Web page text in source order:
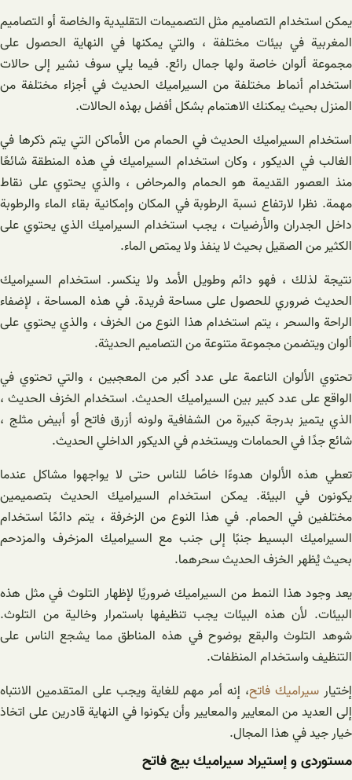
يمكن استخدام التصاميم مثل التصميمات التقليدية والخاصة أو التصاميم
المغربية في بيئات مختلفة ، والتي يمكنها في النهاية الحصول على
مجموعة ألوان خاصة ولها جمال رائع. فيما يلي سوف نشير إلى حالات
استخدام أنماط مختلفة من السيراميك الحديث في أجزاء مختلفة من
المنزل بحيث يمكنك الاهتمام بشكل أفضل بهذه الحالات.
استخدام السيراميك الحديث في الحمام من الأماكن التي يتم ذكرها في
الغالب في الديكور ، وكان استخدام السيراميك في هذه المنطقة شائعًا
منذ العصور القديمة هو الحمام والمرحاض ، والذي يحتوي على نقاط
مهمة. نظرا لارتفاع نسبة الرطوبة في المكان وإمكانية بقاء الماء والرطوبة
داخل الجدران والأرضيات ، يجب استخدام السيراميك الذي يحتوي على
الكثير من الصقيل بحيث لا ينفذ ولا يمتص الماء.
نتيجة لذلك ، فهو دائم وطويل الأمد ولا ينكسر. استخدام السيراميك
الحديث ضروري للحصول على مساحة فريدة. في هذه المساحة ، لإضفاء
الراحة والسحر ، يتم استخدام هذا النوع من الخزف ، والذي يحتوي على
ألوان ويتضمن مجموعة متنوعة من التصاميم الحديثة.
تحتوي الألوان الناعمة على عدد أكبر من المعجبين ، والتي تحتوي في
الواقع على عدد كبير بين السيراميك الحديث. استخدام الخزف الحديث ،
الذي يتميز بدرجة كبيرة من الشفافية ولونه أزرق فاتح أو أبيض مثلج ،
شائع جدًا في الحمامات ويستخدم في الديكور الداخلي الحديث.
تعطي هذه الألوان هدوءًا خاصًا للناس حتى لا يواجهوا مشاكل عندما
يكونون في البيئة. يمكن استخدام السيراميك الحديث بتصميمين
مختلفين في الحمام. في هذا النوع من الزخرفة ، يتم دائمًا استخدام
السيراميك البسيط جنبًا إلى جنب مع السيراميك المزخرف والمزدحم
بحيث يُظهر الخزف الحديث سحرهما.
يعد وجود هذا النمط من السيراميك ضروريًا لإظهار التلوث في مثل هذه
البيئات. لأن هذه البيئات يجب تنظيفها باستمرار وخالية من التلوث.
شوهد التلوث والبقع بوضوح في هذه المناطق مما يشجع الناس على
التنظيف واستخدام المنظفات.
إختيار سيراميك فاتح، إنه أمر مهم للغاية ويجب على المتقدمين الانتباه
إلى العديد من المعايير والمعايير وأن يكونوا في النهاية قادرين على اتخاذ
خيار جيد في هذا المجال.
مستوردی و إستیراد سيراميك بيج فاتح